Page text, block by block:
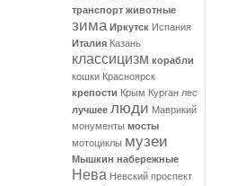
транспорт животные
зима Иркутск Испания
Италия Казань
классицизм корабли
кошки Красноярск
крепости Крым Курган лес
лучшее люди Маврикий
монументы мосты
мотоциклы музеи
Мышкин набережные
Нева Невский проспект